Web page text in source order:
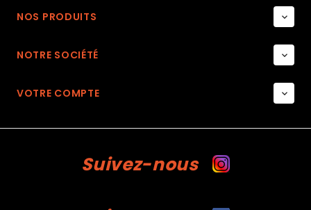
NOS PRODUITS 
NOTRE SOCIÉTÉ 
VOTRE COMPTE 
Suivez-nous